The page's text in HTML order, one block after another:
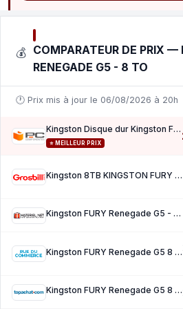
💰 COMPARATEUR DE PRIX —
RENEGADE G5 - 8 TO
🕐 Prix mis à jour le 06/08/2026 à 20h
Kingston Disque dur Kingston FURY Renegade G5 8TB M.2 NVMe PCIe 5.0 14800MB s DDR4
⭐ MEILLEUR PRIX
Kingston 8TB KINGSTON FURY RENEGADE G5
Kingston FURY Renegade G5 - 8 To
Kingston FURY Renegade G5 8 To
Kingston FURY Renegade G5 8 To